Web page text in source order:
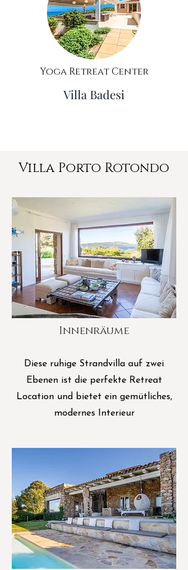
Yoga Retreat Center
Villa Badesi
Villa Porto Rotondo
Innenräume
Diese ruhige Strandvilla auf zwei
Ebenen ist die perfekte Retreat
Location und bietet ein gemütliches,
modernes Interieur